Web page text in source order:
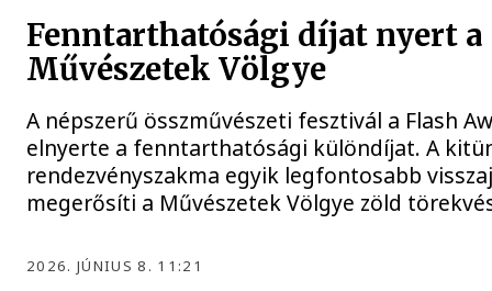
Fenntarthatósági díjat nyert a
Művészetek Völgye
A népszerű összművészeti fesztivál a Flash
elnyerte a fenntarthatósági különdíjat. A
rendezvényszakma egyik legfontosabb
megerősíti a Művészetek Völgye zöld
2026. JÚNIUS 8. 11:21